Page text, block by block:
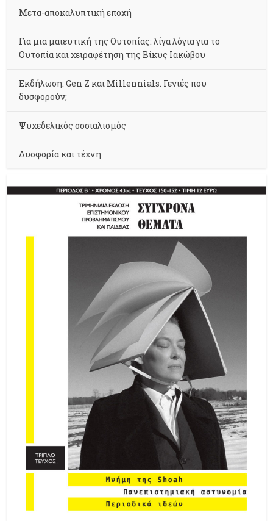
Μετα-αποκαλυπτική εποχή
Για μια μαιευτική της Ουτοπίας: λίγα λόγια για το
Ουτοπία και χειραφέτηση της Βίκυς Ιακώβου
Εκδήλωση: Gen Z και Millennials. Γενιές που
δυσφορούν;
Ψυχεδελικός σοσιαλισμός
Δυσφορία και τέχνη